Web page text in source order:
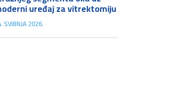
uređaj za vitrektomiju
SVIBNJA 2026.